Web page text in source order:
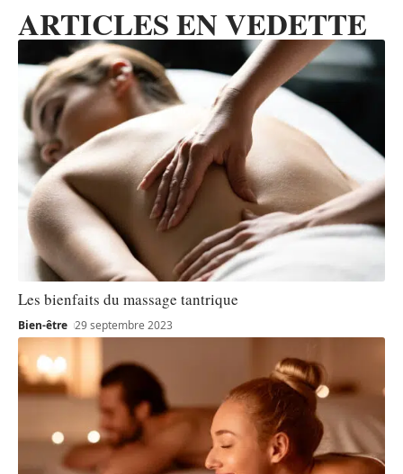
ARTICLES EN VEDETTE
Les bienfaits du massage tantrique
Bien-être 29 septembre 2023